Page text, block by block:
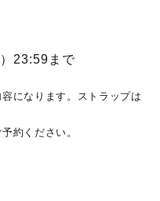
23:59まで
になります。ストラップは
約ください。